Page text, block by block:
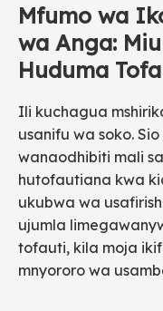
Mfumo wa
wa Anga:
Huduma
Ili kuchagua
usanifu wa soko.
wanaodhibiti mali
hutofautiana kwa
ukubwa wa
ujumla
tofauti, kila moja
mnyororo wa